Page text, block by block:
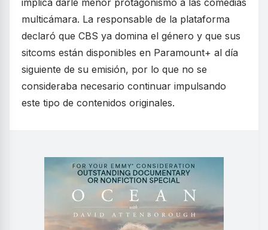
multicámara. La responsable de la plataforma
declaró que CBS ya domina el género y que sus
sitcoms están disponibles en Paramount+ al día
siguiente de su emisión, por lo que no se
consideraba necesario continuar impulsando
este tipo de contenidos originales.